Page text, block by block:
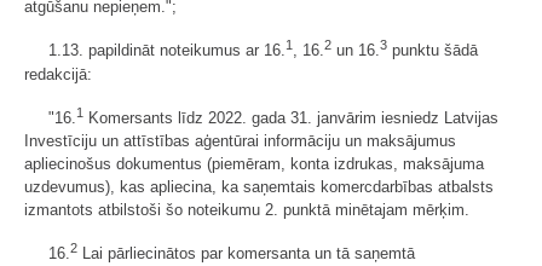
atgūšanu nepieņem.";
1.13. papildināt noteikumus ar 16.1 , 16.2 un 16.3 punktu šādā
redakcijā:
"16. 1
Komersants līdz 2022. gada 31. janvārim iesniedz Latvijas
Investīciju un attīstības aģentūrai informāciju un maksājumus
apliecinošus dokumentus (piemēram, konta izdrukas, maksājuma
uzdevumus), kas apliecina, ka saņemtais komercdarbības atbalsts
izmantots atbilstoši šo noteikumu 2. punktā minētajam mērķim.
16.2 Lai pārliecinātos par komersanta un tā saņemtā